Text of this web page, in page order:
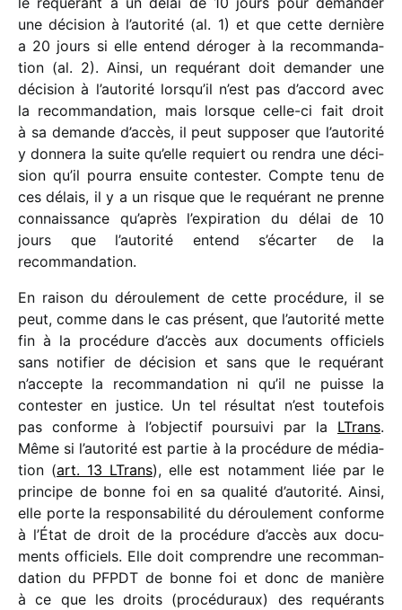
une déci­sion à l’autorité (al. 1) et que cette dernière
a 20 jours si elle entend déro­ger à la recom­man­da­
tion (al. 2). Ainsi, un requé­rant doit deman­der une
déci­sion à l’autorité lorsqu’il n’est pas d’accord avec
la recom­man­da­tion, mais lorsque celle-ci fait droit
à sa demande d’accès, il peut suppo­ser que l’autorité
y donnera la suite qu’elle requiert ou rendra une déci­
sion qu’il pourra ensuite contes­ter. Compte tenu de
ces délais, il y a un risque que le requé­rant ne prenne
connais­sance qu’après l’expiration du délai de 10
jours que l’autorité entend s’écarter de la
recommandation.
En raison du dérou­le­ment de cette procé­dure, il se
peut, comme dans le cas présent, que l’autorité mette
fin à la procé­dure d’accès aux docu­ments offi­ciels
sans noti­fier de déci­sion et sans que le requé­rant
n’accepte la recom­man­da­tion ni qu’il ne puisse la
contes­ter en justice. Un tel résul­tat n’est toute­fois
pas conforme à l’objectif pour­suivi par la LTrans.
Même si l’autorité est partie à la procé­dure de média­
tion (art. 13 LTrans), elle est notam­ment liée par le
prin­cipe de bonne foi en sa qualité d’autorité. Ainsi,
elle porte la respon­sa­bi­lité du dérou­le­ment conforme
à l’État de droit de la procé­dure d’accès aux docu­
ments offi­ciels. Elle doit comprendre une recom­man­
da­tion du PFPDT de bonne foi et donc de manière
à ce que les droits (procé­du­raux) des requé­rants